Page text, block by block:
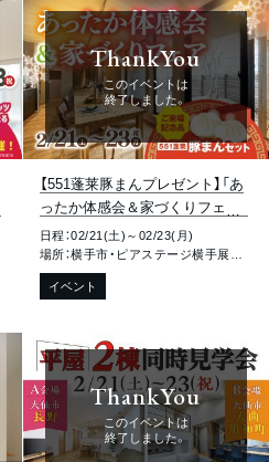
ThankYou
このイベントは
終了しました。
【551蓬莱豚まんプレゼント】「あ
ったか体感会＆家づくりフェア」
を横手市赤坂で開催します！
日程：02/21(土)～02/23(月)
イベント
ThankYou
このイベントは
終了しました。